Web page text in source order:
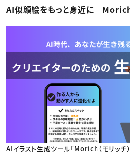
マーケティング
ディレクション
アプリクリエイター
ゲームクリエイター
映像クリエイター
クリエイターインタビュー
C＆R Magazine
ニュース・トレンド
ニュース・トレンド トップ
Web
ゲーム・エンタメ
広告
出版
CREATIVE VILLAGEからのお知
プロフェッショナル×つな
AI似顔絵をもっと身近に
AIイラスト生成ツール「Morich（モリッチ